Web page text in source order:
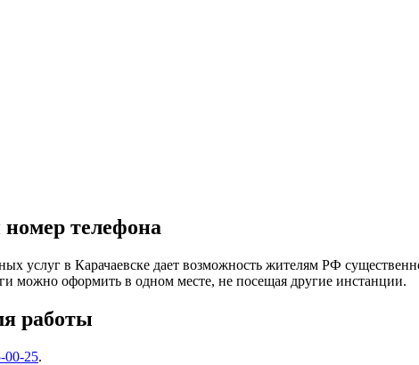
телефона
услуг в Карачаевске дает возможность жителям РФ
можно оформить в одном месте, не посещая другие инстанции.
работы
00-25.